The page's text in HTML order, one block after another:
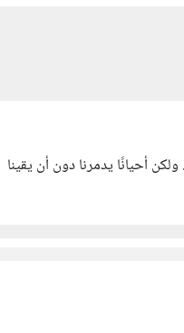
أحيانًا يدمرنا دون أن يقينا